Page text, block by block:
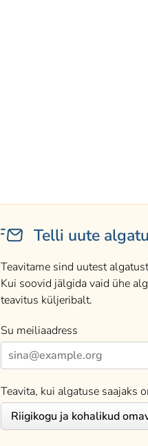
Telli uute
Teavitame sind uutest
Kui soovid jälgida vaid ühe
teavitus küljeribalt.
Su meiliaadress
Teavita, kui algatuse saajaks